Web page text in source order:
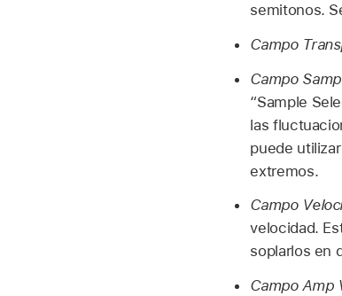
semitonos.
Campo
Campo
“Sample
las
puede
extremos.
Campo
velocidad.
soplarlos en
Campo Amp